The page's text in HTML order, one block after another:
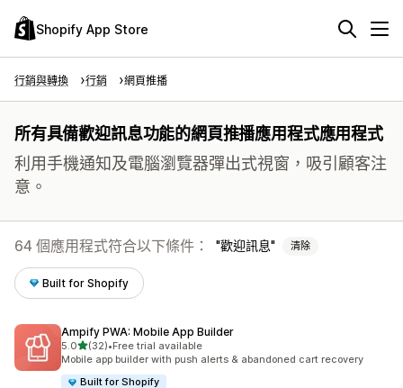
Shopify App Store
行銷與轉換 行銷 網頁推播
所有具備歡迎訊息功能的網頁推播應用程式應用程式
利用手機通知及電腦瀏覽器彈出式視窗，吸引顧客注
意。
64 個應用程式符合以下條件： 歡迎訊息 清除
Built for Shopify
Ampify PWA: Mobile App Builder
5.0滿分 5 顆星
(32)
共有 32 則評價
•Free trial available
Mobile app builder with push alerts & abandoned cart recovery
Built for Shopify